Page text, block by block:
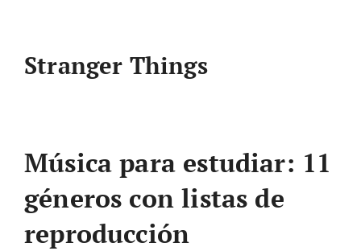
Stranger Things
Música para estudiar: 11
géneros con listas de
reproducción